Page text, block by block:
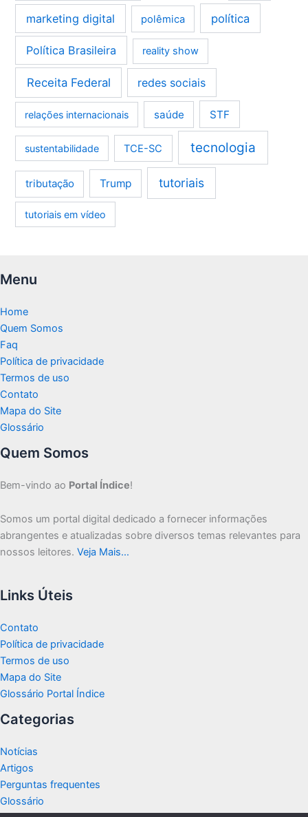
marketing digital polêmica política
Política Brasileira reality show
Receita Federal redes sociais
relações internacionais saúde STF
sustentabilidade TCE-SC tecnologia
tributação Trump tutoriais
tutoriais em vídeo
Menu
Home
Quem Somos
Faq
Política de privacidade
Termos de uso
Contato
Mapa do Site
Glossário
Quem Somos
Bem-vindo ao Portal Índice!
Somos um portal digital dedicado a fornecer informações
abrangentes e atualizadas sobre diversos temas relevantes para
nossos leitores. Veja Mais…
Links Úteis
Contato
Política de privacidade
Termos de uso
Mapa do Site
Glossário Portal Índice
Categorias
Notícias
Artigos
Perguntas frequentes
Glossário